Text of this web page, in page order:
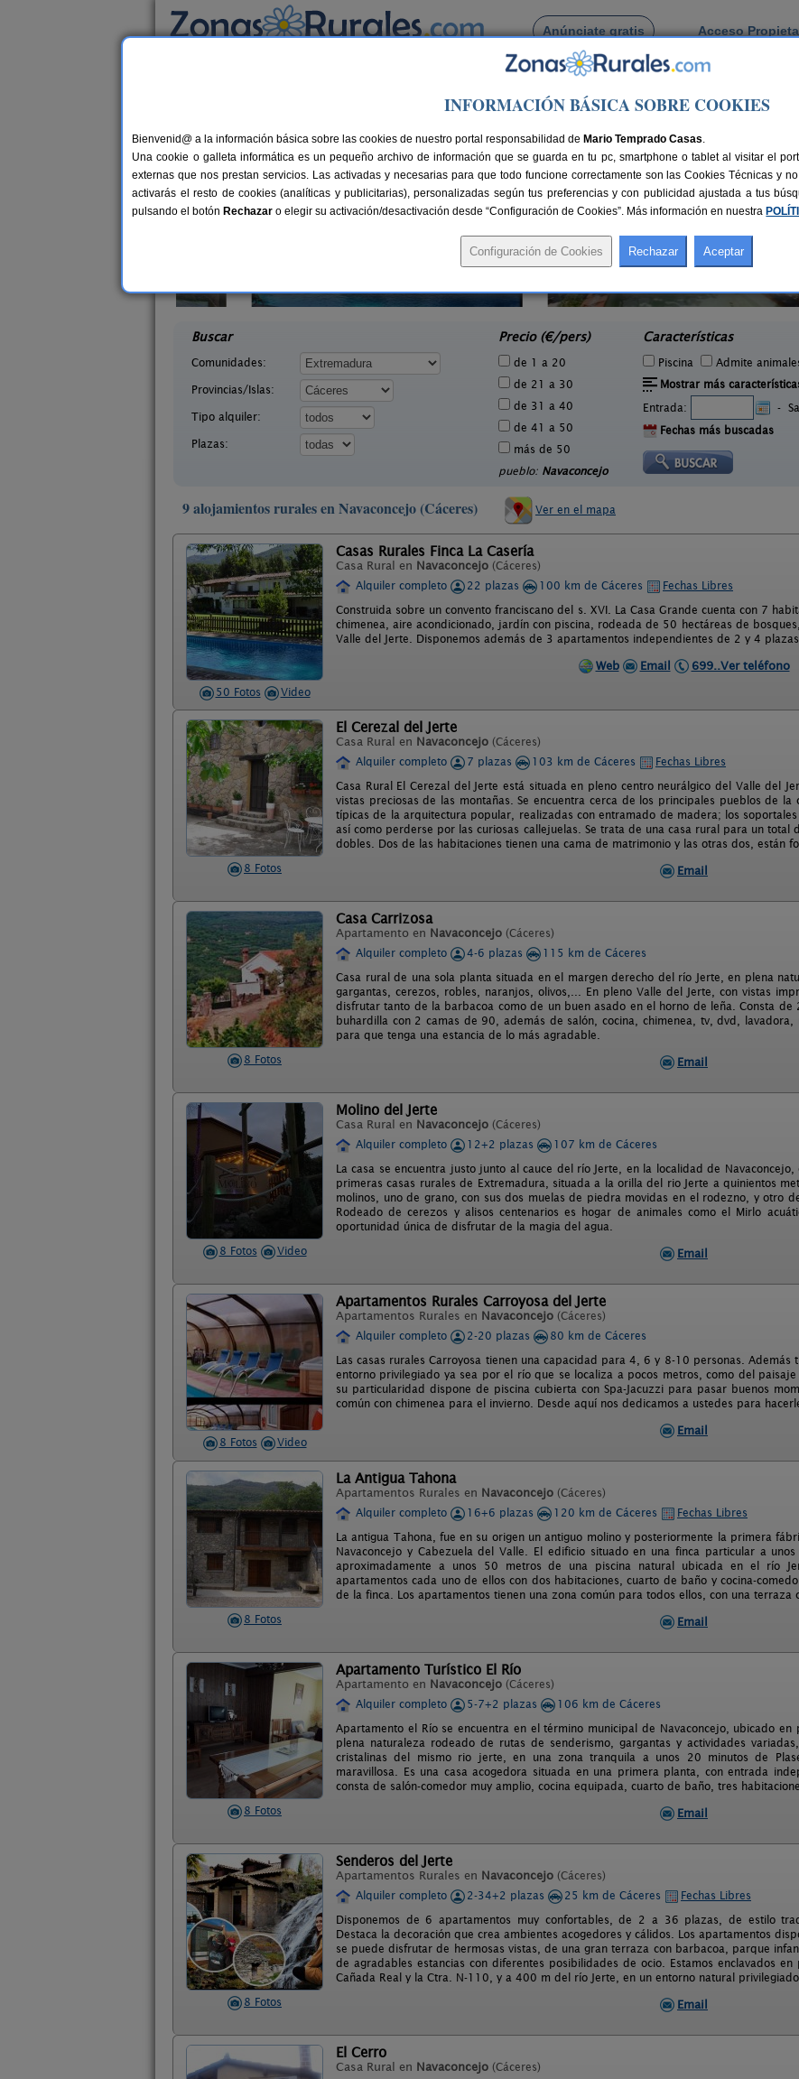
Anúnciate gratis Acceso
Busca por pueblo
> Navaconcejo
Casas Rurales en Navaconcejo
Casa Rural Diez Cerezos
Buscar
Comunidades:
Provincias/Islas:
Tipo alquiler:
Plazas:
Precio (€/pers)
de 1 a 20
de 21 a 30
de 31 a 40
de 41 a 50
más de 50
pueblo: Navaconcejo
Características
Piscina Admite
Mostrar más
Entrada:
-
Fechas más buscadas
9 alojamientos rurales en Navaconcejo (Cáceres) Ver en el mapa
50 Fotos Video
Casas Rurales Finca La Casería
Casa Rural en Navaconcejo (Cáceres)
Alquiler completo
22 plazas 100 km de Cáceres
Fechas Libres
Construida sobre un convento franciscano del s. XVI. La Casa Grande cuenta con 7
chimenea, aire acondicionado, jardín con piscina, rodeada de 50 hectáreas de
Valle del Jerte. Disponemos además de 3 apartamentos independientes de 2 y 4 plazas.
Web
Email 699..Ver teléfono
8 Fotos
El Cerezal del Jerte
Casa Rural en Navaconcejo (Cáceres)
Alquiler completo
7 plazas 103 km de Cáceres
Fechas Libres
Casa Rural El Cerezal del Jerte está situada en pleno centro neurálgico del Valle del
vistas preciosas de las montañas. Se encuentra cerca de los principales pueblos de
típicas de la arquitectura popular, realizadas con entramado de madera; los
así como perderse por las curiosas callejuelas. Se trata de una casa rural para un
dobles. Dos de las habitaciones tienen una cama de matrimonio y las otras dos, están
Email
8 Fotos
Casa Carrizosa
Apartamento en Navaconcejo (Cáceres)
Alquiler completo
4-6 plazas
115 km de Cáceres
Casa rural de una sola planta situada en el margen derecho del río Jerte, en plena
gargantas, cerezos, robles, naranjos, olivos,... En pleno Valle del Jerte, con vistas
disfrutar tanto de la barbacoa como de un buen asado en el horno de leña. Consta
buhardilla con 2 camas de 90, además de salón, cocina, chimenea, tv, dvd,
para que tenga una estancia de lo más agradable.
Email
8 Fotos Video
Molino del Jerte
Casa Rural en Navaconcejo (Cáceres)
Alquiler completo
12+2 plazas
107 km de Cáceres
La casa se encuentra justo junto al cauce del río Jerte, en la localidad de
primeras casas rurales de Extremadura, situada a la orilla del rio Jerte a quinientos
molinos, uno de grano, con sus dos muelas de piedra movidas en el rodezno, y otro
Rodeado de cerezos y alisos centenarios es hogar de animales como el Mirlo
oportunidad única de disfrutar de la magia del agua.
Email
8 Fotos Video
Apartamentos Rurales Carroyosa del Jerte
Apartamentos Rurales en Navaconcejo (Cáceres)
Alquiler completo
2-20 plazas
80 km de Cáceres
Las casas rurales Carroyosa tienen una capacidad para 4, 6 y 8-10 personas.
entorno privilegiado ya sea por el río que se localiza a pocos metros, como del
su particularidad dispone de piscina cubierta con Spa-Jacuzzi para pasar buenos
común con chimenea para el invierno. Desde aquí nos dedicamos a ustedes para
Email
8 Fotos
La Antigua Tahona
Apartamentos Rurales en Navaconcejo (Cáceres)
Alquiler completo
16+6 plazas 120 km de Cáceres
Fechas Libres
La antigua Tahona, fue en su origen un antiguo molino y posteriormente la primera
Navaconcejo y Cabezuela del Valle. El edificio situado en una finca particular a
aproximadamente a unos 50 metros de una piscina natural ubicada en el río
apartamentos cada uno de ellos con dos habitaciones, cuarto de baño y cocina-
de la finca. Los apartamentos tienen una zona común para todos ellos, con una terraza
Email
8 Fotos
Apartamento Turístico El Río
Apartamento en Navaconcejo (Cáceres)
Alquiler completo
5-7+2 plazas
106 km de Cáceres
Apartamento el Río se encuentra en el término municipal de Navaconcejo, ubicado
plena naturaleza rodeado de rutas de senderismo, gargantas y actividades
cristalinas del mismo rio jerte, en una zona tranquila a unos 20 minutos de
maravillosa. Es una casa acogedora situada en una primera planta, con entrada
consta de salón-comedor muy amplio, cocina equipada, cuarto de baño, tres
Email
8 Fotos
Senderos del Jerte
Apartamentos Rurales en Navaconcejo (Cáceres)
Alquiler completo
2-34+2 plazas 25 km de Cáceres
Fechas Libres
Disponemos de 6 apartamentos muy confortables, de 2 a 36 plazas, de estilo
Destaca la decoración que crea ambientes acogedores y cálidos. Los apartamentos
se puede disfrutar de hermosas vistas, de una gran terraza con barbacoa, parque
de agradables estancias con diferentes posibilidades de ocio. Estamos enclavados
Cañada Real y la Ctra. N-110, y a 400 m del río Jerte, en un entorno natural
Email
El Cerro
Casa Rural en Navaconcejo (Cáceres)
INFORMACIÓN BÁSICA SOBRE COOKIES
Bienvenid@ a la información básica sobre las cookies de nuestro portal responsabilidad de Mario Temprado Casas.
Una cookie o galleta informática es un pequeño archivo de información que se guarda en tu pc, smartphone o tablet al visitar el
externas que nos prestan servicios. Las activadas y necesarias para que todo funcione correctamente son las Cookies Técnicas y
activarás el resto de cookies (analíticas y publicitarias), personalizadas según tus preferencias y con publicidad ajustada a tus
pulsando el botón Rechazar o elegir su activación/desactivación desde “Configuración de Cookies”. Más información en nuestra